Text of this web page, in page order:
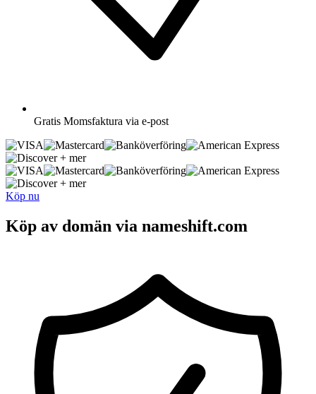
Gratis Momsfaktura via e-post
+ mer
+ mer
Köp nu
Köp av domän via nameshift.com